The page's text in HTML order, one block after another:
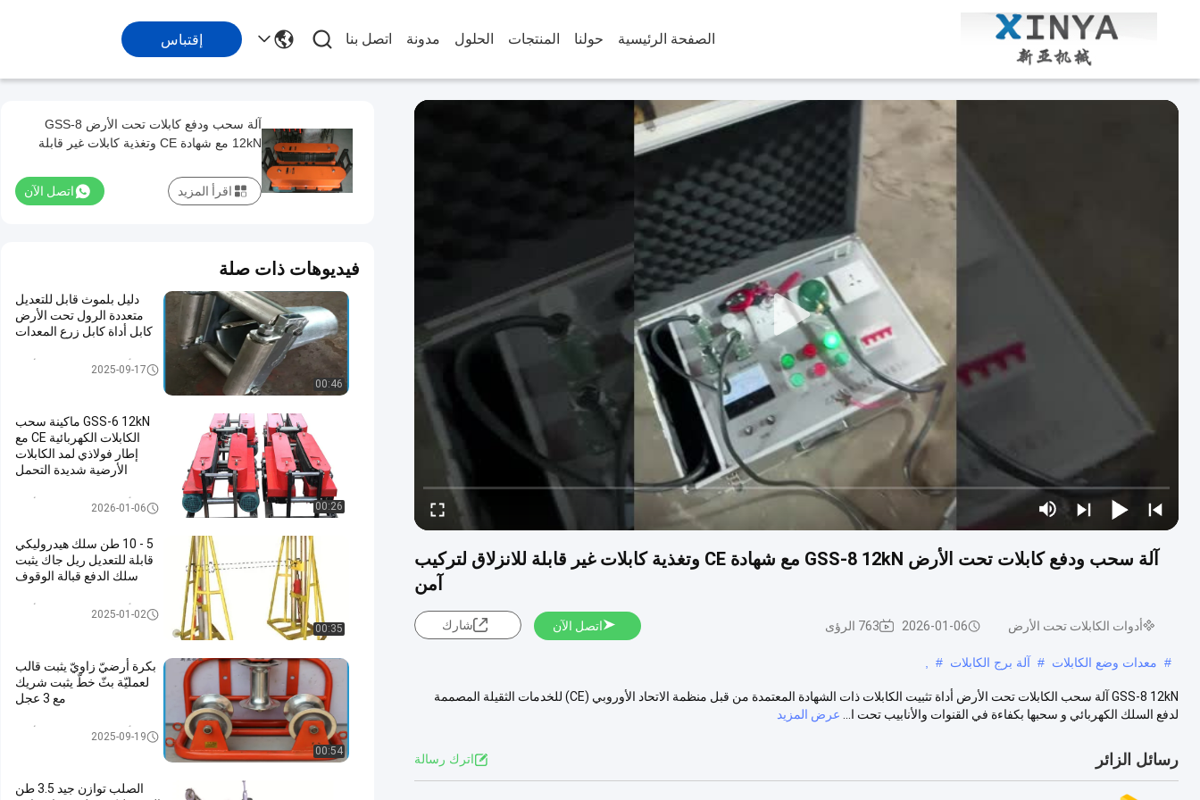
الصفحة الرئيسية حولنا المنتجات الحلول مدونة اتصل بنا إقتباس
آلة سحب ودفع كابلات تحت الأرض GSS-8 12kN مع شهادة CE وتغذية كابلات غير قابلة للانزلاق لتركيب
آمن
أدوات الكابلات تحت الأرض 2026-01-06 763 الرؤى اتصل الآن شارك
# معدات وضع الكابلات # آلة برج الكابلات #
GSS-8 12kN آلة سحب الكابلات تحت الأرض أداة تثبيت الكابلات ذات الشهادة المعتمدة من قبل منظمة الاتحاد الأوروبي (CE) للخدمات الثقيلة المصممة
لدفع السلك الكهربائي و سحبها بكفاءة في القنوات والأنابيب تحت ا...
عرض المزيد
رسائل الزائر اترك رسالة
آلة سحب ودفع كابلات تحت الأرض GSS-8
12kN مع شهادة CE وتغذية كابلات غير قابلة
اتصل الآن اقرأ المزيد
فيديوهات ذات صلة
00:46
دليل بلموث قابل للتعديل
متعددة الرول تحت الأرض
كابل أداة كابل زرع المعدات
أدوات الكابلات تحت الأرض
2025-09-17
00:26
GSS-6 12kN ماكينة سحب
الكابلات الكهربائية CE مع
إطار فولاذي لمد الكابلات
الأرضية شديدة التحمل
أدوات الكابلات تحت الأرض
2026-01-06
00:35
5 - 10 طن سلك هيدروليكي
قابلة للتعديل ريل جاك يثبت
سلك الدفع قبالة الوقوف
أدوات الكابلات تحت الأرض
2025-01-02
00:54
بكرة أرضيّ زاويّ يثبت قالب
لعمليّة بثّ خطّ يثبت شريك
مع 3 عجل
أدوات الكابلات تحت الأرض
2025-09-19
الصلب توازن جيد 3.5 طن